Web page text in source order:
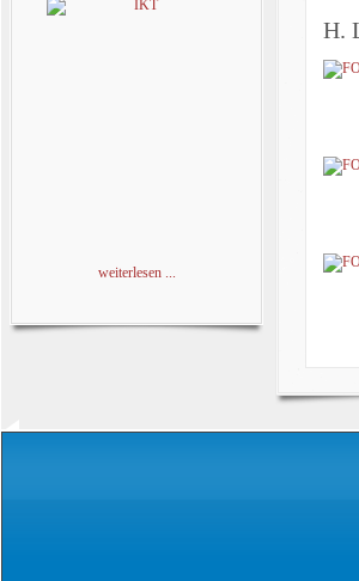
weiterlesen ...
H.